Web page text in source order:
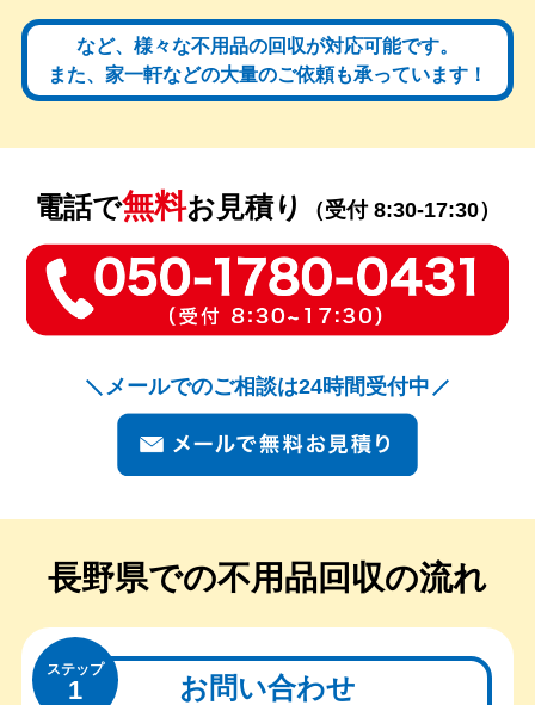
など、様々な不用品の回収が対応可能です。
また、家一軒などの大量のご依頼も承っています！
電話で無料お見積り （受付 8:30-17:30）
メールでのご相談は24時間受付中
長野県での不用品回収の流れ
ステップ
1 お問い合わせ